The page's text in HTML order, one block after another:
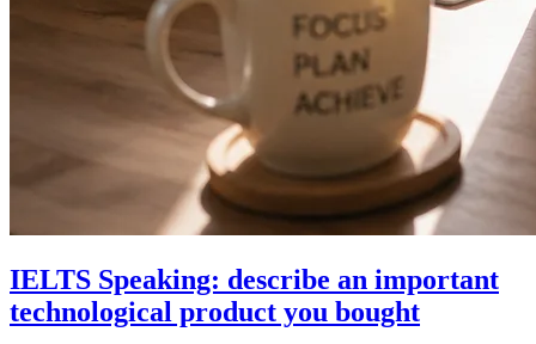
IELTS Speaking: describe an important
technological product you bought